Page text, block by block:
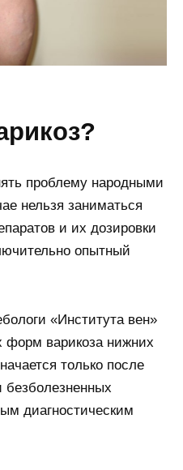
проблему народными
нельзя заниматься
и их дозировки
опытный
«Института вен»
форм варикоза нижних
только после
безболезненных
диагностическим